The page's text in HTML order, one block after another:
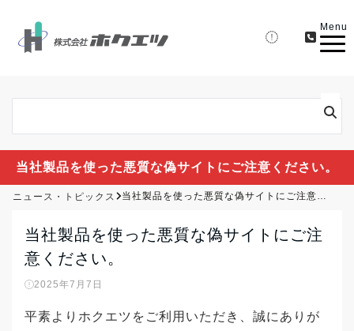
Menu
当社製品を使った悪質な偽サイトにご注意ください。
ニュース・トピックス 当社製品を使った悪質な偽サイトにご注意ください。
当社製品を使った悪質な偽サイトにご注
意ください。
2025年7月7日
平素よりホクエツをご利用いただき、誠にありが